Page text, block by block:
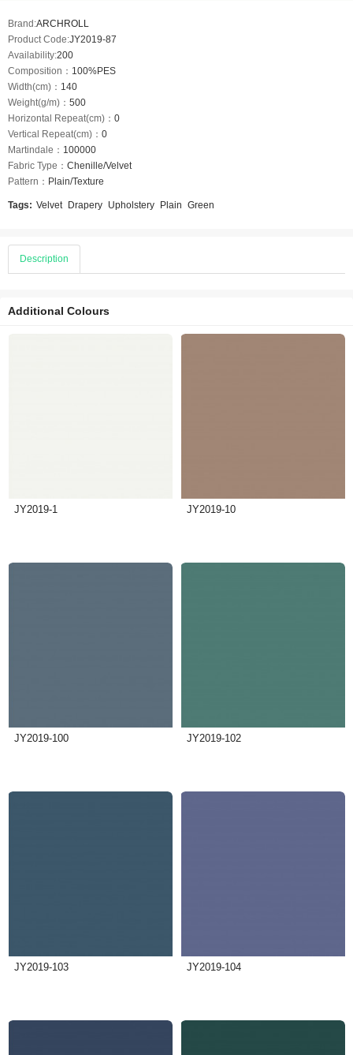
Brand:ARCHROLL
Product Code:JY2019-87
Availability:200
Composition： 100%PES
Width(cm)： 140
Weight(g/m)： 500
Horizontal Repeat(cm)： 0
Vertical Repeat(cm)： 0
Martindale： 100000
Fabric Type： Chenille/Velvet
Pattern： Plain/Texture
Tags: Velvet Drapery Upholstery Plain Green
Description
Additional Colours
JY2019-1 JY2019-10
JY2019-100 JY2019-102
JY2019-103 JY2019-104